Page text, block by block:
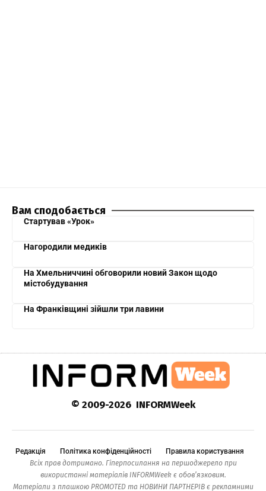
Вам сподобається
Стартував «Урок»
Нагородили медиків
На Хмельниччині обговорили новий Закон щодо
містобудування
На Франківщині зійшли три лавини
© 2009-2026 INFORMWeek
Редакція Політика конфіденційності
Правила користування
Всіх прав дотримано. Гіперпосилання на першоджерело при
використанні матеріалів INFORMWeek є обов’язковим.
Матеріали з плашкою PROMOTED та НОВИНИ ПАРТНЕРІВ є рекламними